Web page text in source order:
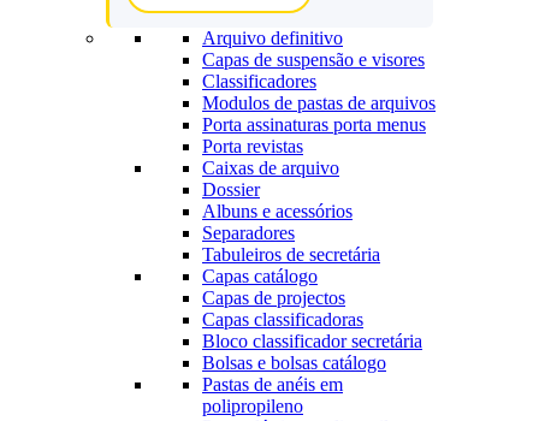
Arquivo definitivo
Capas de suspensão e visores
Classificadores
Modulos de pastas de arquivos
Porta assinaturas porta menus
Porta revistas
Caixas de arquivo
Dossier
Albuns e acessórios
Separadores
Tabuleiros de secretária
Capas catálogo
Capas de projectos
Capas classificadoras
Bloco classificador secretária
Bolsas e bolsas catálogo
Pastas de anéis em
polipropileno